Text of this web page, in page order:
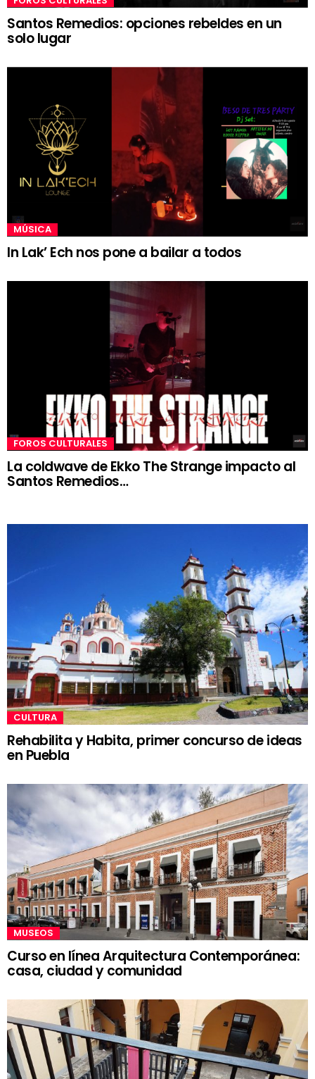
Santos Remedios: opciones rebeldes en un
solo lugar
MÚSICA
In Lak’ Ech nos pone a bailar a todos
FOROS CULTURALES
La coldwave de Ekko The Strange impacto al
Santos Remedios…
CULTURA
Rehabilita y Habita, primer concurso de ideas
en Puebla
MUSEOS
Curso en línea Arquitectura Contemporánea:
casa, ciudad y comunidad